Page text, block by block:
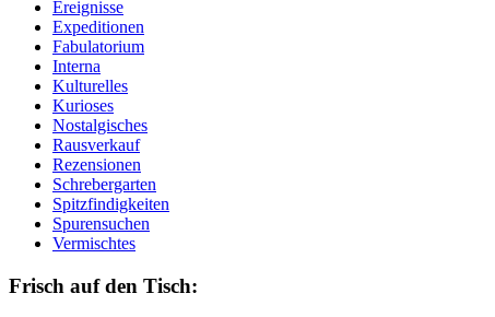
Ereignisse
Expeditionen
Fabulatorium
Interna
Kulturelles
Kurioses
Nostalgisches
Rausverkauf
Rezensionen
Schrebergarten
Spitzfindigkeiten
Spurensuchen
Vermischtes
Frisch auf den Tisch: